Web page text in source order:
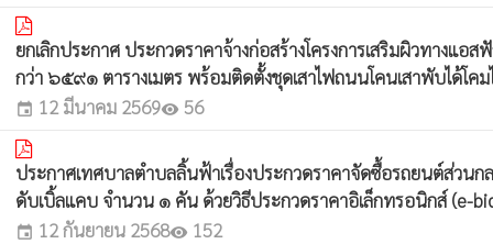
ยกเลิกประกาศ ประกวดราคาจ้างก่อสร้างโครงการเสริมผิวทา
กว่า ๖๕๙๑ ตารางเมตร พร้อมติดตั้งชุดเสาไฟถนนโคนเสาพับได้
event 12 มีนาคม 2569visibility 56
ประกาศเทศบาลตำบลลิ้นฟ้าเรื่องประกวดราคาจัดซื้อรถยนต์ส่วน
ดับเบิ้ลแคบ จำนวน ๑ คัน ด้วยวิธีประกวดราคาอิเล็กทรอนิกส์ (e-
event 12 กันยายน 2568visibility 152